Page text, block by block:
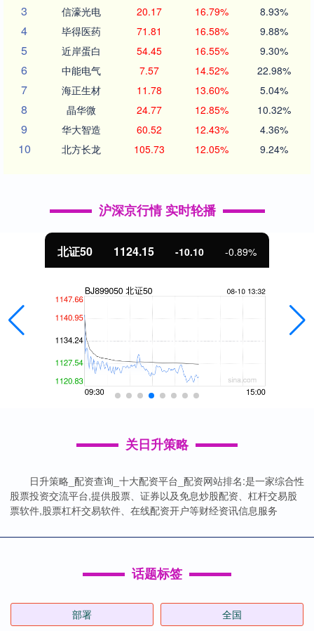
3 信濠光电 20.17 16.79% 8.93%
4 毕得医药 71.81 16.58% 9.88%
5 近岸蛋白 54.45 16.55% 9.30%
6 中能电气 7.57 14.52% 22.98%
7 海正生材 11.78 13.60% 5.04%
8 晶华微 24.77 12.85% 10.32%
9 华大智造 60.52 12.43% 4.36%
10 北方长龙 105.73 12.05% 9.24%
沪深京行情 实时轮播
北证50 1124.15 -10.10 -0.89%
关日升策略
日升策略_配资查询_十大配资平台_配资网站排名:是一家综合性
股票投资交流平台,提供股票、证券以及免息炒股配资、杠杆交易股
票软件,股票杠杆交易软件、在线配资开户等财经资讯信息服务
话题标签
部署 全国